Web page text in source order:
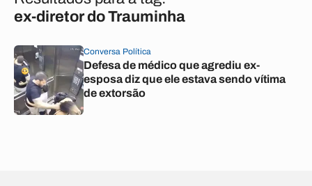
ex-diretor do Trauminha
Conversa Política
Defesa de médico que agrediu ex-
esposa diz que ele estava sendo vítima
de extorsão